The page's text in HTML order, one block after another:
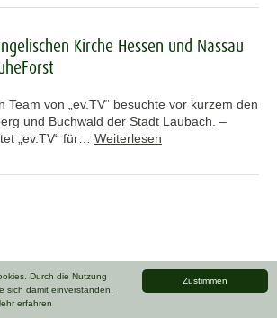
Zustimmen
Durch die Nutzung
sich damit einverstanden,
erfahren
Kirche Hessen und Nassau
Team von „ev.TV“ besuchte vor kurzem den
und Buchwald der Stadt Laubach. –
„ev.TV“ für… Weiterlesen